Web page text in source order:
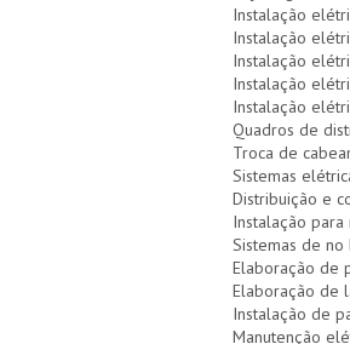
Instalação
Instalação
Instalação
Instalação
Instalação
Quadros de
Troca de
Sistemas
Distribuição e
Instalação
Sistemas de
Elaboração de
Elaboração de
Instalação de
Manutenção